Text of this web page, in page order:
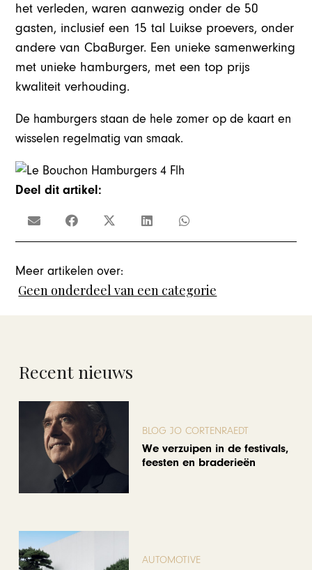
het verleden, waren aanwezig onder de 50
gasten, inclusief een 15 tal Luikse proevers, onder
andere van CbaBurger. Een unieke samenwerking
met unieke hamburgers, met een top prijs
kwaliteit verhouding.
De hamburgers staan de hele zomer op de kaart en
wisselen regelmatig van smaak.
Deel dit artikel:
Meer artikelen over:
Geen onderdeel van een categorie
Recent nieuws
BLOG JO CORTENRAEDT
We verzuipen in de festivals,
feesten en braderieën
AUTOMOTIVE